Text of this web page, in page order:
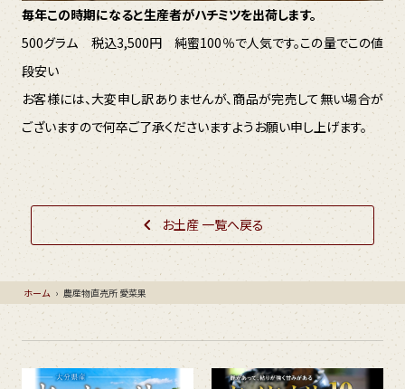
ホーム › 農産物直売所 愛菜果
毎年この時期になると生産者がハチミツを出荷します。
500グラム 税込3,500円 純蜜100％で人気です。この量でこの値
段安い
お客様には、大変申し訳ありませんが、商品が完売して無い場合が
ございますので何卒ご了承くださいますようお願い申し上げます。
お土産 一覧へ戻る